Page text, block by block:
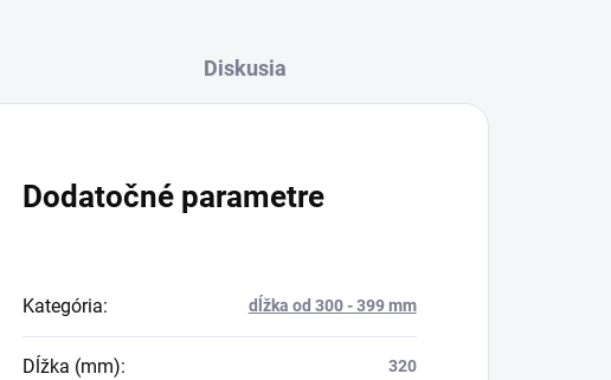
Diskusia
Dodatočné parametre
Kategória: dĺžka od 300 - 399 mm
Dĺžka (mm): 320